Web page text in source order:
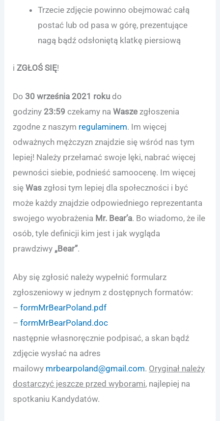
Trzecie zdjęcie powinno obejmować całą
postać lub od pasa w górę, prezentujące
nagą bądź odsłoniętą klatkę piersiową
iZGŁOŚ SIĘ!
Do 30 września 2021 roku do
godziny 23:59 czekamy naWasze zgłoszenia
zgodne z naszym regulaminem. Im więcej
odważnych mężczyzn znajdzie się wśród nas tym
lepiej! Należy przełamać swoje lęki, nabrać więcej
pewności siebie, podnieść samoocenę. Im więcej
sięWas zgłosi tym lepiej dla społeczności i być
może każdy znajdzie odpowiedniego reprezentanta
swojego wyobrażenia Mr. Bear’a. Bo wiadomo, że ile
osób, tyle definicji kim jest i jak wygląda
prawdziwy „Bear”.
Aby się zgłosić należy wypełnić formularz
zgłoszeniowy w jednym z dostępnych formatów:
–formMrBearPoland.pdf
–formMrBearPoland.doc
następnie własnoręcznie podpisać, a skan bądź
zdjęcie wysłać na adres
mailowy mrbearpoland@gmail.com. Oryginał należy
dostarczyć jeszcze przed wyborami, najlepiej na
spotkaniu Kandydatów.